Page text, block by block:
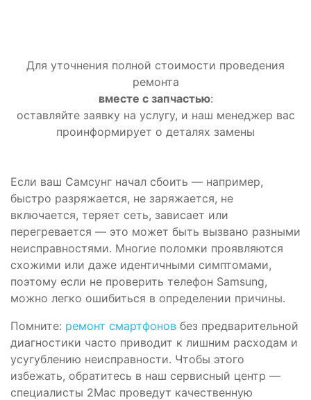
Для уточнения полной стоимости проведения
ремонта
вместе с запчастью:
оставляйте заявку на услугу, и наш менеджер вас
проинформирует о деталях замены
Если ваш Самсунг начал сбоить — например,
быстро разряжается, не заряжается, не
включается, теряет сеть, зависает или
перегревается — это может быть вызвано разными
неисправностями. Многие поломки проявляются
схожими или даже идентичными симптомами,
поэтому если не проверить телефон Samsung,
можно легко ошибиться в определении причины.
Помните: ремонт смартфонов без предварительной
диагностики часто приводит к лишним расходам и
усугублению неисправности. Чтобы этого
избежать, обратитесь в наш сервисный центр —
специалисты 2Mac проведут качественную